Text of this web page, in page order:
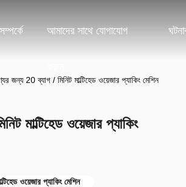
আমাদের সাথে যোগাযোগ
জন্য 20 ব্যাগ / মিনিট মাল্টিহেড ওয়েজার প্যাকিং মেশিন
মাল্টিহেড ওয়েজার প্যাকিং
ওয়েজার প্যাকিং মেশিন